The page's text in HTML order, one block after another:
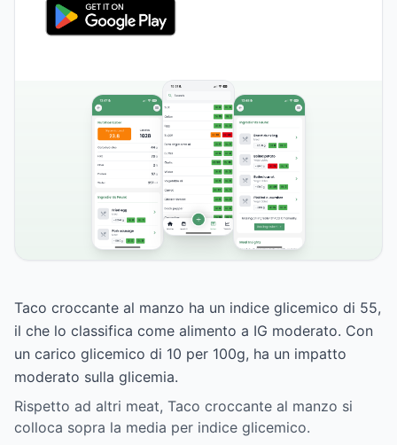
Taco croccante al manzo ha un indice glicemico di 55,
il che lo classifica come alimento a IG moderato. Con
un carico glicemico di 10 per 100g, ha un impatto
moderato sulla glicemia.
Rispetto ad altri meat, Taco croccante al manzo si
colloca sopra la media per indice glicemico.